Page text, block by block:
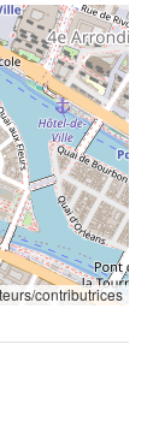
contributrices